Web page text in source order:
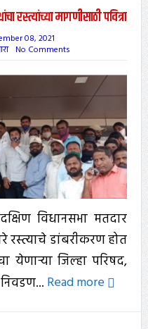
रस्त्यांच्या मागणीसाठी पवित्रा
08, 2021
No Comments
विधानसभा मतदार
रस्त्याचे डांबरीकरण होत
येणाऱ्या जिल्हा परिषद,
Read more